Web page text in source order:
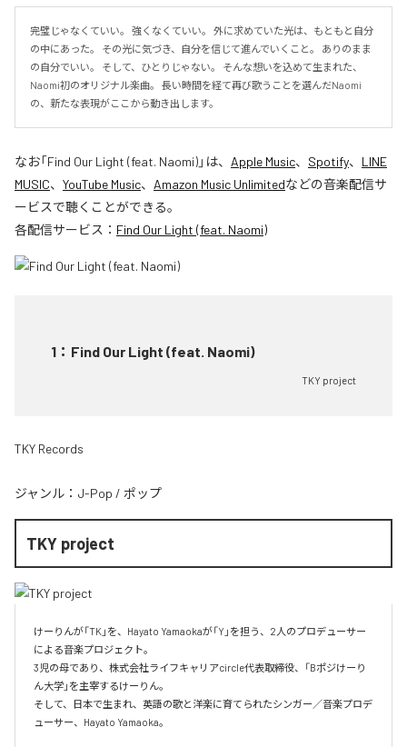
完璧じゃなくていい。 強くなくていい。 外に求めていた光は、もともと自分
の中にあった。 その光に気づき、自分を信じて進んでいくこと。 ありのまま
の自分でいい。 そして、ひとりじゃない。 そんな想いを込めて生まれた、
Naomi初のオリジナル楽曲。 長い時間を経て再び歌うことを選んだNaomi
の、新たな表現がここから動き出します。
なお「Find Our Light (feat. Naomi)」は、 Apple Music、 Spotify、 LINE
MUSIC、 YouTube Music、 Amazon Music Unlimitedなどの音楽配信サ
ービスで聴くことができる。
各配信サービス： Find Our Light (feat. Naomi)
1 ： Find Our Light (feat. Naomi)
TKY project
TKY Records
ジャンル： J-Pop / ポップ
TKY project
けーりんが「TK」を、Hayato Yamaokaが「Y」を担う、2人のプロデューサー
による音楽プロジェクト。
3児の母であり、株式会社ライフキャリアcircle代表取締役、「Bポジけーり
ん大学」を主宰するけーりん。
そして、日本で生まれ、英語の歌と洋楽に育てられたシンガー／音楽プロデ
ューサー、Hayato Yamaoka。